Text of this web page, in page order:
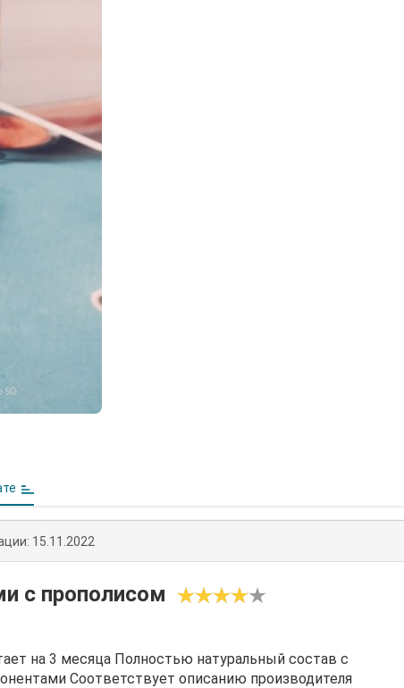
15.11.2022
с прополисом
на 3 месяца Полностью натуральный состав с
Соответствует описанию производителя